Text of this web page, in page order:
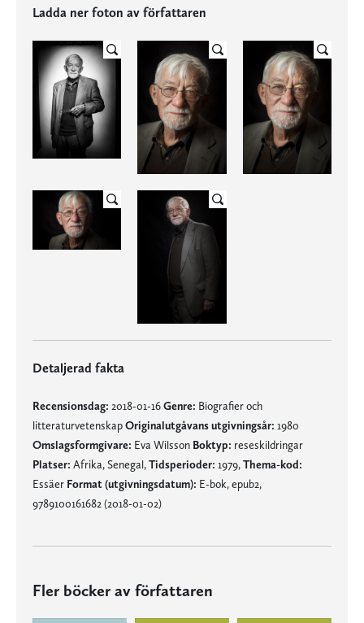
Ladda ner foton av författaren
Detaljerad fakta
Recensionsdag: 2018-01-16Genre: Biografier och
litteraturvetenskapOriginalutgåvans utgivningsår: 1980
Omslagsformgivare: Eva Wilsson Boktyp: reseskildringar
Platser: Afrika, Senegal,Tidsperioder: 1979,Thema-kod:
Essäer Format (utgivningsdatum): E-bok, epub2,
9789100161682 (2018-01-02)
Fler böcker av författaren